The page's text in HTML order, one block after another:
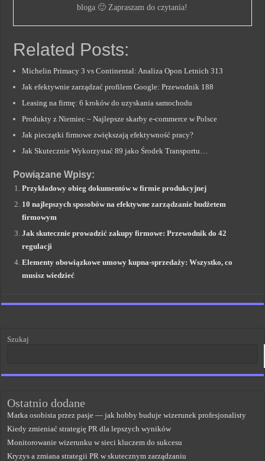
bloga 🙂 Zapraszam do czytania!
Related Posts:
Michelin Primacy 3 vs Continental: Analiza Opon Letnich 313
Jak efektywnie zarządzać profilem Google: Przewodnik 188
Leasing na firmę: 6 kroków do uzyskania samochodu
Produkty z Niemiec – Najlepsze skarby e-commerce w Polsce
Jak pieczątki firmowe zwiększają efektywność pracy?
Jak Skutecznie Wykorzystać 89 jako Środek Transportu…
Powiązane Wpisy:
Przykładowy obieg dokumentów w firmie produkcyjnej
10 najlepszych sposobów na efektywne zarządzanie budżetem
firmowym
Jak skutecznie prowadzić zakupy firmowe: Przewodnik do 42
regulacji
Elementy obowiązkowe umowy kupna-sprzedaży: Wszystko, co
musisz wiedzieć
Szukaj
Ostatnio dodane
Marka osobista przez pasje — jak hobby buduje wizerunek profesjonalisty
Kiedy zmieniać strategię PR dla lepszych wyników
Monitorowanie wizerunku w sieci kluczem do sukcesu
Kryzys a zmiana strategii PR w skutecznym zarządzaniu